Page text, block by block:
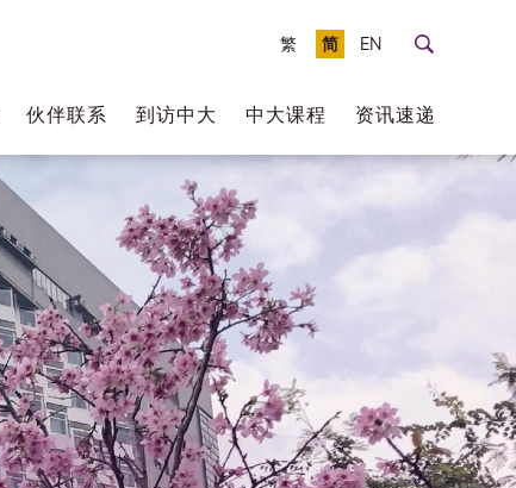
EN
繁 简
伙伴联系 到访中大 中大课程 资讯速递